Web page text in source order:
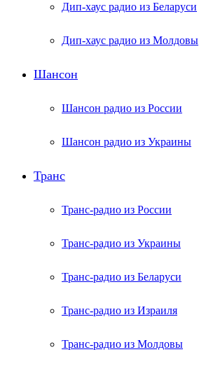
Дип-хаус радио из Беларуси
Дип-хаус радио из Молдовы
Шансон
Шансон радио из России
Шансон радио из Украины
Транс
Транс-радио из России
Транс-радио из Украины
Транс-радио из Беларуси
Транс-радио из Израиля
Транс-радио из Молдовы